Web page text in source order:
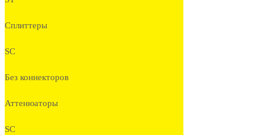
Сплиттеры
SC
Без коннекторов
Аттенюаторы
SC